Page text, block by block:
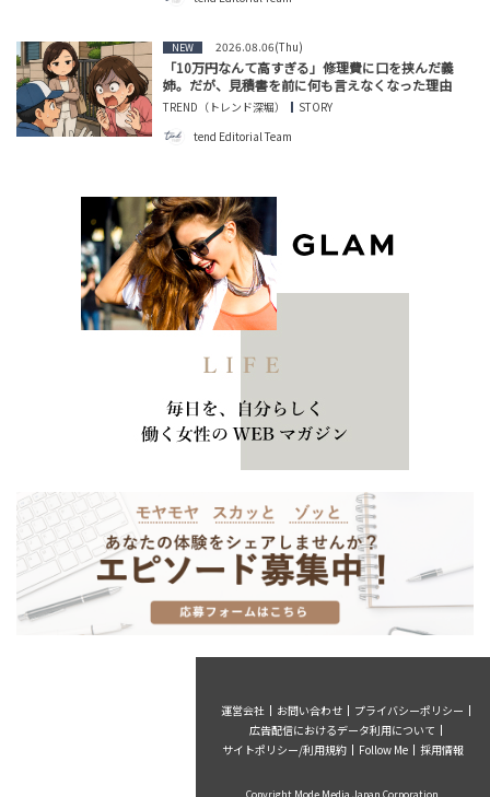
NEW 2026.08.06(Thu)
「10万円なんて高すぎる」修理費に口を挟んだ義
姉。だが、見積書を前に何も言えなくなった理由
TREND（トレンド深堀）
STORY
tend Editorial Team
運営会社 お問い合わせ
プライバシーポリシー
広告配信におけるデータ利用について
サイトポリシー/利用規約
Follow Me 採用情報